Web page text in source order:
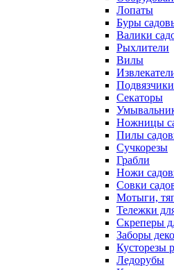
Лопаты
Буры
Валики
Рыхлители
Вилы
Секаторы
Ножницы
Пилы
Сучкорезы
Грабли
Ножи
Совки
Мотыги,
Тележки
Скреперы
Заборы
Кусторезы
Ледорубы